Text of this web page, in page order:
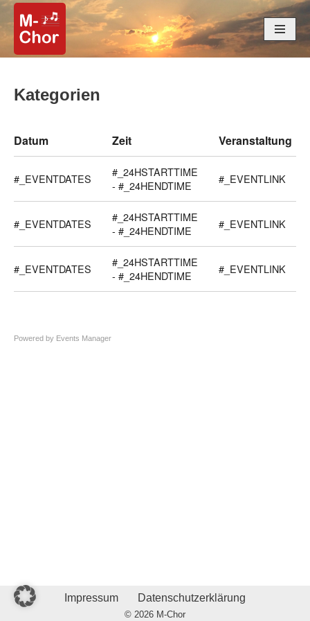
Zum
Inhalt
Kategorien
Datum Zeit Veranstaltung
#_EVENTDATES
#_24HSTARTTIME
- #_24HENDTIME
#_EVENTLINK
#_EVENTDATES
#_24HSTARTTIME
- #_24HENDTIME
#_EVENTLINK
#_EVENTDATES
#_24HSTARTTIME
- #_24HENDTIME
#_EVENTLINK
Powered by Events Manager
Impressum Datenschutzerklärung
© 2026 M-Chor